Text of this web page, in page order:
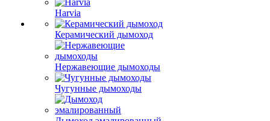
Harvia
Керамический дымоход
Нержавеющие дымоходы
Чугунные дымоходы